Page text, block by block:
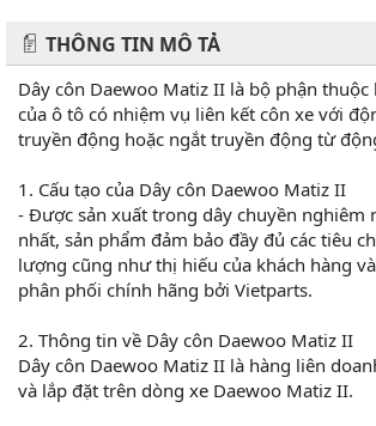
THÔNG TIN MÔ TẢ
Dây côn Daewoo Matiz II là bộ phận
của ô tô có nhiệm vụ liên kết côn xe với
truyền động hoặc ngắt truyền động từ
1. Cấu tạo của Dây côn Daewoo Matiz II
- Được sản xuất trong dây chuyền nghiêm
nhất, sản phẩm đảm bảo đầy đủ các tiêu
lượng cũng như thị hiếu của khách hàng
phân phối chính hãng bởi Vietparts.
2. Thông tin về Dây côn Daewoo Matiz II
Dây côn Daewoo Matiz II là hàng liên
và lắp đặt trên dòng xe Daewoo Matiz II.